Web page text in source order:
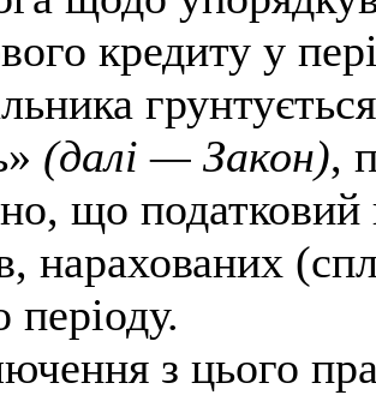
кредиту у
(далі — Закон),
що податковий
нарахованих
періоду.
з цього